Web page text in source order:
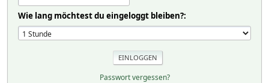
Wie lang möchtest du eingeloggt bleiben?:
Passwort vergessen?